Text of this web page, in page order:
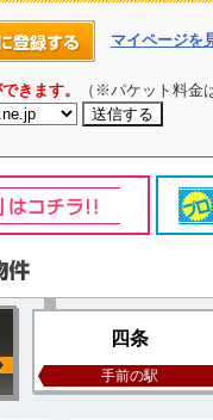
マイページを
きます。
（※パケット料金
四条
手前の駅